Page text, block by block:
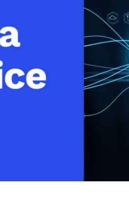
Monetização de Vídeo
Marketing em Vídeo